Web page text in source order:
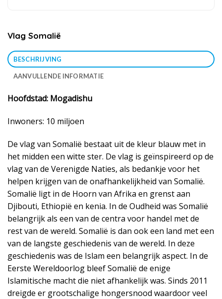
Vlag Somalië
BESCHRIJVING
AANVULLENDE INFORMATIE
Hoofdstad: Mogadishu
Inwoners: 10 miljoen
De vlag van Somalië bestaat uit de kleur blauw met in
het midden een witte ster. De vlag is geïnspireerd op de
vlag van de Verenigde Naties, als bedankje voor het
helpen krijgen van de onafhankelijkheid van Somalië.
Somalië ligt in de Hoorn van Afrika en grenst aan
Djibouti, Ethiopië en kenia. In de Oudheid was Somalië
belangrijk als een van de centra voor handel met de
rest van de wereld. Somalië is dan ook een land met een
van de langste geschiedenis van de wereld. In deze
geschiedenis was de Islam een belangrijk aspect. In de
Eerste Wereldoorlog bleef Somalië de enige
Islamitische macht die niet afhankelijk was. Sinds 2011
dreigde er grootschalige hongersnood waardoor veel